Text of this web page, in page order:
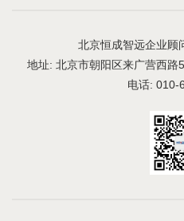
业修改与广告公司签订的《广
推广人员签订的《劳动合同》
（2）《知识产权条款约定及审
（3）《推广合规制度》的实施
（4）《商标布局整体解决方案
北京恒成智远企业顾
地址: 北京市朝阳区来广营西
电话: 010-